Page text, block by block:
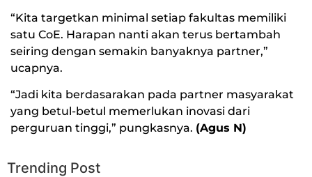
“Kita targetkan minimal setiap fakultas memiliki
satu CoE. Harapan nanti akan terus bertambah
seiring dengan semakin banyaknya partner,”
ucapnya.
“Jadi kita berdasarakan pada partner masyarakat
yang betul-betul memerlukan inovasi dari
perguruan tinggi,” pungkasnya. (Agus N)
Trending Post